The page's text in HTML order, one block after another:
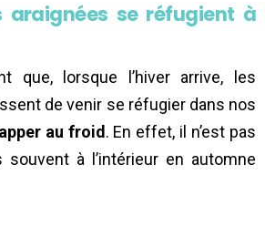
araignées se réfugient à
que, lorsque l’hiver arrive, les
de venir se réfugier dans nos
au froid . En effet, il n’est pas
souvent à l’intérieur en automne